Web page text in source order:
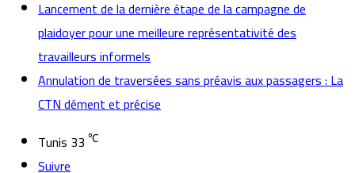
Lancement de la dernière étape de la campagne de
plaidoyer pour une meilleure représentativité des
travailleurs informels
Annulation de traversées sans préavis aux passagers : La
CTN dément et précise
Tunis 33 ℃
Suivre